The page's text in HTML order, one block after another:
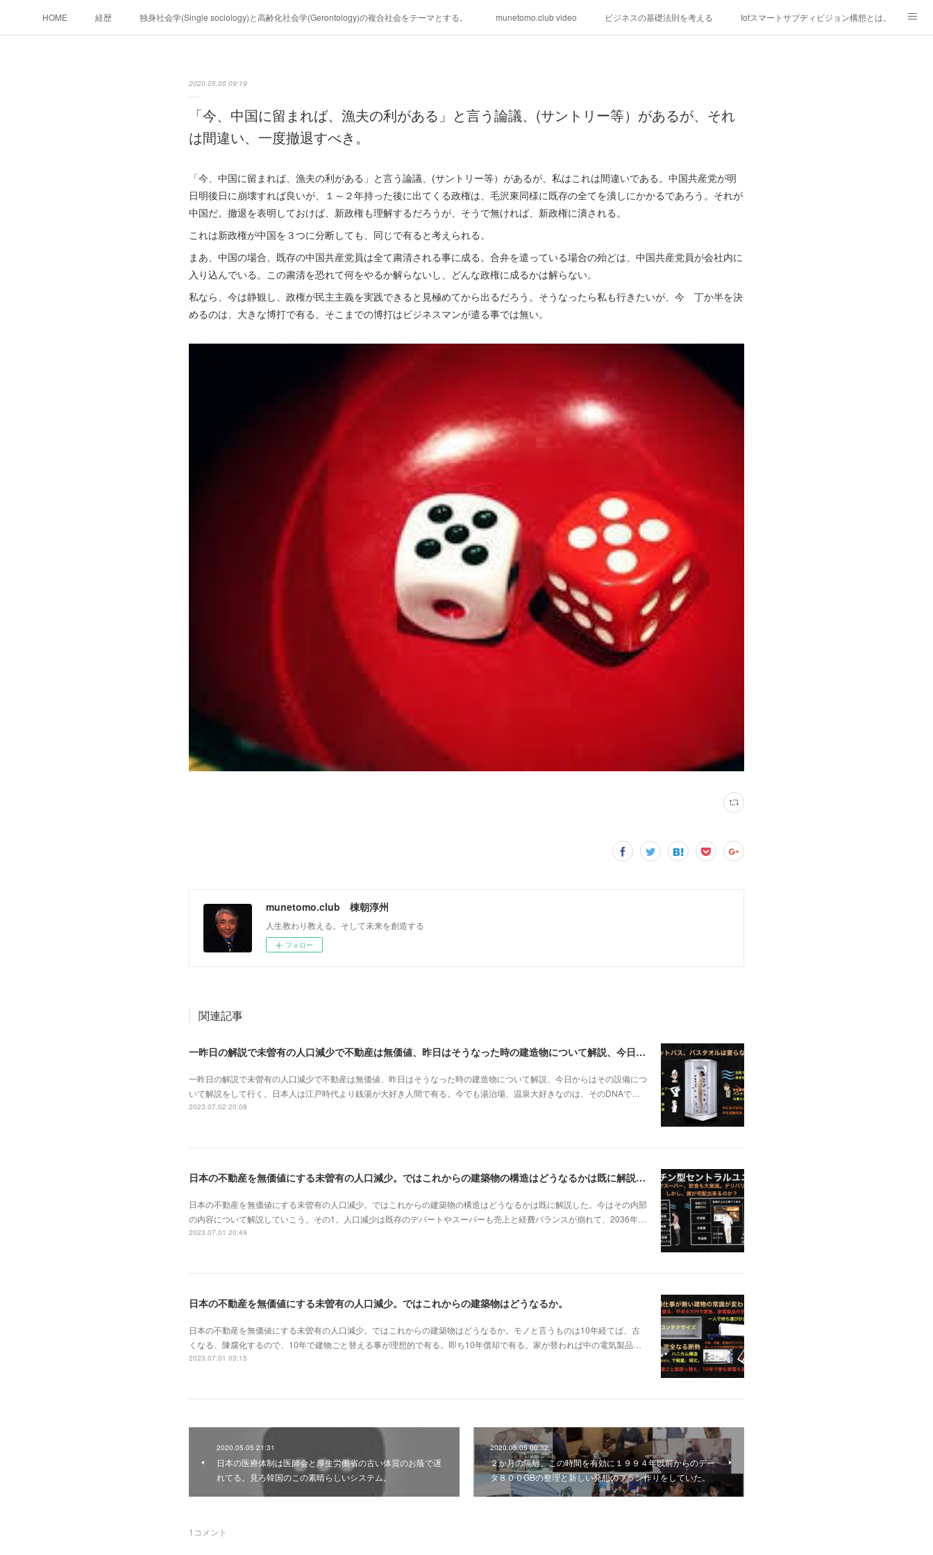
HOME 経歴 独身社会学(Single sociology)と高齢化社会学(Gerontology)の複合社会をテーマとする。 munetomo.club video ビジネスの基礎法則を考える Iotスマートサブヂィビジョン構想とは。
フィリピンマンションは買うべきでは無い理由は全てここにある。
未来２１００研究所他のアイデア マニラ男の手料理 総集編 https://globalclub.amebaownd.com/
2020.05.05 09:19
「今、中国に留まれば、漁夫の利がある」と言う論議、(サントリー等）があるが、それ
は間違い、一度撤退すべき。
「今、中国に留まれば、漁夫の利がある」と言う論議、(サントリー等）があるが、私はこれは間違いである。中国共産党が明
日明後日に崩壊すれば良いが、１～２年持った後に出てくる政権は、毛沢東同様に既存の全てを潰しにかかるであろう。それが
中国だ。撤退を表明しておけば、新政権も理解するだろうが、そうで無ければ、新政権に潰される。
これは新政権が中国を３つに分断しても、同じで有ると考えられる。
まあ、中国の場合、既存の中国共産党員は全て粛清される事に成る。合弁を遣っている場合の殆どは、中国共産党員が会社内に
入り込んでいる。この粛清を恐れて何をやるか解らないし、どんな政権に成るかは解らない。
私なら、今は静観し、政権が民主主義を実践できると見極めてから出るだろう。そうなったら私も行きたいが、今 丁か半を決
めるのは、大きな博打で有る。そこまでの博打はビジネスマンが遣る事では無い。
munetomo.club 棟朝淳州
人生教わり教える。そして未来を創造する
フォロー
関連記事
一昨日の解説で未曽有の人口減少で不動産は無価値、昨日はそうなった時の建造物について解説、今日からはその設備について解説をして行く。
一昨日の解説で未曽有の人口減少で不動産は無価値、昨日はそうなった時の建造物について解説、今日からはその設備につ
いて解説をして行く。日本人は江戸時代より銭湯が大好き人間で有る。今でも湯治場、温泉大好きなのは、そのDNAで…
2023.07.02 20:08
日本の不動産を無価値にする未曽有の人口減少。ではこれからの建築物の構造はどうなるかは既に解説した。今はその内部の内容。その1
日本の不動産を無価値にする未曽有の人口減少。ではこれからの建築物の構造はどうなるかは既に解説した。今はその内部
の内容について解説していこう。その1。人口減少は既存のデパートやスーパーも売上と経費バランスが崩れて、2036年…
2023.07.01 20:49
日本の不動産を無価値にする未曽有の人口減少。ではこれからの建築物はどうなるか。
日本の不動産を無価値にする未曽有の人口減少。ではこれからの建築物はどうなるか。モノと言うものは10年経てば、古
くなる、陳腐化するので、10年で建物ごと替える事が理想的で有る。即ち10年償却で有る。家が替われば中の電気製品…
2023.07.01 03:15
2020.05.05 21:31
日本の医療体制は医師会と厚生労働省の古い体質のお蔭で遅
れてる。見ろ韓国のこの素晴らしいシステム。
2020.05.05 00:32
２か月の隔離。この時間を有効に１９９４年以前からのデー
タ８００GBの整理と新しい発想のプラン作りをしていた。
1 コメント